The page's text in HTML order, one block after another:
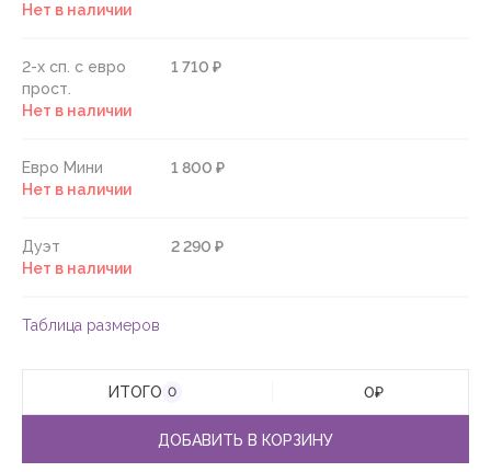
Нет в наличии
2-х сп. с евро
прост.
1 710 ₽
Нет в наличии
Евро Мини
1 800 ₽
Нет в наличии
Дуэт
2 290 ₽
Нет в наличии
Таблица размеров
ИТОГО 0 0₽
ДОБАВИТЬ В КОРЗИНУ